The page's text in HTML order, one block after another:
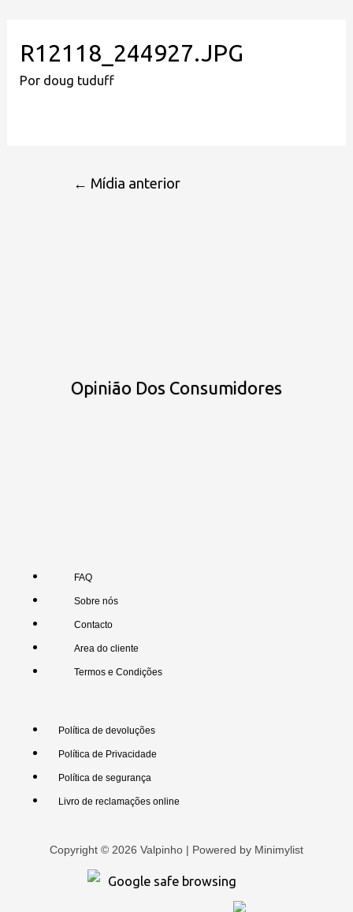
R12118_244927.JPG
Por doug tuduff
← Mídia anterior
Opinião Dos Consumidores
FAQ
Sobre nós
Contacto
Area do cliente
Termos e Condições
Política de devoluções
Política de Privacidade
Política de segurança
Livro de reclamações online
Copyright © 2026 Valpinho | Powered by Minimylist